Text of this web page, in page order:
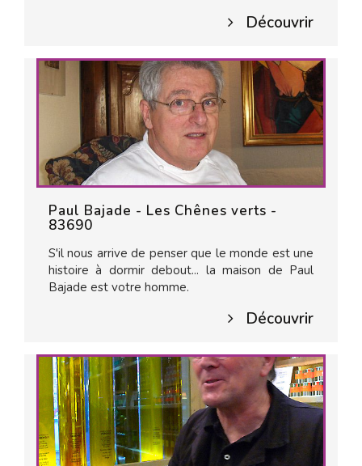
Découvrir
Paul Bajade - Les Chênes verts -
83690
S'il nous arrive de penser que le monde est une
histoire à dormir debout... la maison de Paul
Bajade est votre homme.
Découvrir